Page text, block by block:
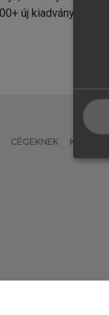
új kiadvány.
CÉGEKNEK